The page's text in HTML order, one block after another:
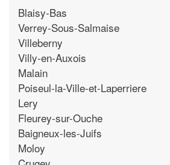
Blaisy-Bas
Verrey-Sous-Salmaise
Villeberny
Villy-en-Auxois
Malain
Poiseul-la-Ville-et-Laperriere
Lery
Fleurey-sur-Ouche
Baigneux-les-Juifs
Moloy